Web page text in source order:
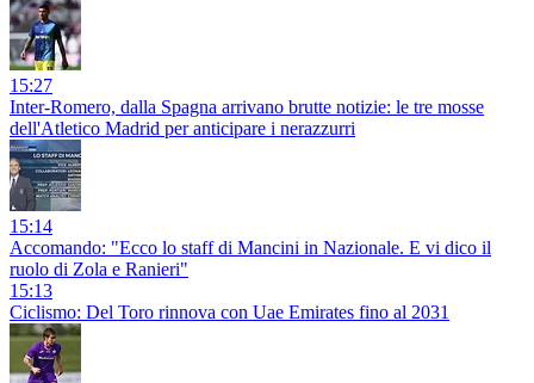
15:27
Inter-Romero, dalla Spagna arrivano brutte notizie: le tre mosse
dell'Atletico Madrid per anticipare i nerazzurri
15:14
Accomando: "Ecco lo staff di Mancini in Nazionale. E vi dico il
ruolo di Zola e Ranieri"
15:13
Ciclismo: Del Toro rinnova con Uae Emirates fino al 2031